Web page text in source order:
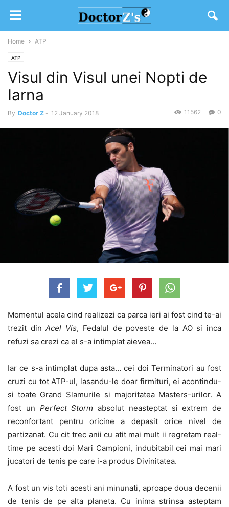
Home ATP
ATP
Visul din Visul unei Nopti de
Iarna
By Doctor Z - 12 January 2018 0
11562
Momentul acela cind realizezi ca parca ieri ai fost cind te-ai
trezit dinAcel Vis, Fedalul de poveste de la AO si inca
refuzi sa crezi ca el s-a intimplat aievea…
Iar ce s-a intimplat dupa asta… cei doi Terminatori au fost
cruzi cu tot ATP-ul, lasandu-le doar firmituri, ei acontindu-
si toate Grand Slamurile si majoritatea Masters-urilor. A
fost un Perfect Storm absolut neasteptat si extrem de
reconfortant pentru oricine a depasit orice nivel de
partizanat. Cu cit trec anii cu atit mai mult ii regretam real-
time pe acesti doi Mari Campioni, indubitabil cei mai mari
jucatori de tenis pe care i-a produs Divinitatea.
A fost un vis toti acesti ani minunati, aproape doua decenii
de tenis de pe alta planeta. Cu inima strinsa asteptam